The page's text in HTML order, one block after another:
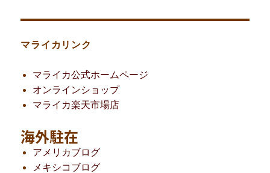
マライカリンク
マライカ公式ホームページ
オンラインショップ
マライカ楽天市場店
海外駐在
アメリカブログ
メキシコブログ